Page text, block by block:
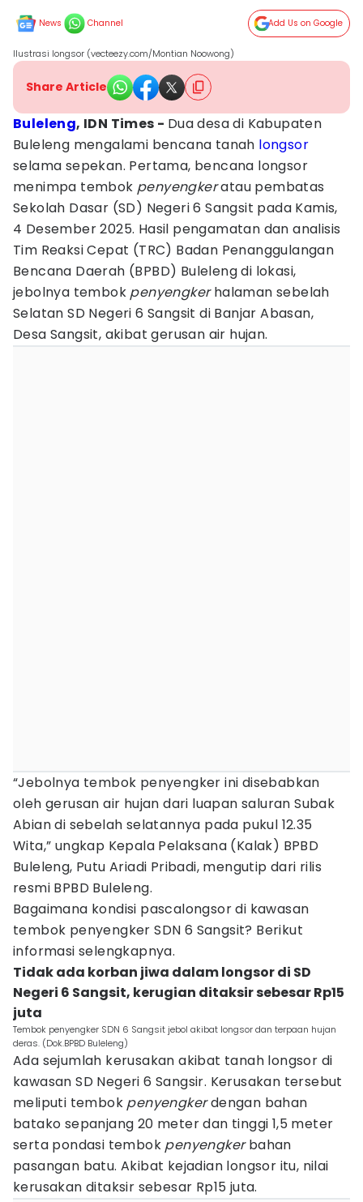
News Channel Add Us on Google
Ilustrasi longsor (vecteezy.com/Montian Noowong)
Share Article
Buleleng, IDN Times - Dua desa di Kabupaten
Buleleng mengalami bencana tanah longsor
selama sepekan. Pertama, bencana longsor
menimpa tembok penyengkeratau pembatas
Sekolah Dasar (SD) Negeri 6 Sangsit pada Kamis,
4 Desember 2025. Hasil pengamatan dan analisis
Tim Reaksi Cepat (TRC) Badan Penanggulangan
Bencana Daerah (BPBD) Buleleng di lokasi,
jebolnya tembok penyengkerhalaman sebelah
Selatan SD Negeri 6 Sangsit di Banjar Abasan,
Desa Sangsit, akibat gerusan air hujan.
“Jebolnya tembok penyengker ini disebabkan
oleh gerusan air hujan dari luapan saluran Subak
Abian di sebelah selatannya pada pukul 12.35
Wita,” ungkap Kepala Pelaksana (Kalak) BPBD
Buleleng, Putu Ariadi Pribadi, mengutip dari rilis
resmi BPBD Buleleng.
Bagaimana kondisi pascalongsor di kawasan
tembok penyengker SDN 6 Sangsit? Berikut
informasi selengkapnya.
Tidak ada korban jiwa dalam longsor di SD
Negeri 6 Sangsit, kerugian ditaksir sebesar Rp15
juta
Tembok penyengker SDN 6 Sangsit jebol akibat longsor dan terpaan hujan
deras. (Dok.BPBD Buleleng)
Ada sejumlah kerusakan akibat tanah longsor di
kawasan SD Negeri 6 Sangsir. Kerusakan tersebut
meliputi tembok penyengkerdengan bahan
batako sepanjang 20 meter dan tinggi 1,5 meter
serta pondasi tembok penyengkerbahan
pasangan batu. Akibat kejadian longsor itu, nilai
kerusakan ditaksir sebesar Rp15 juta.